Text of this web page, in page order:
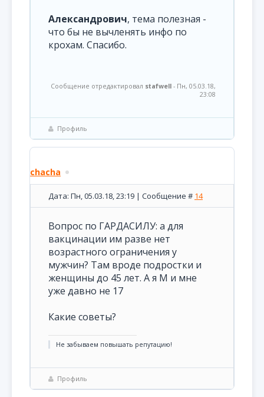
Александрович, тема полезная -
что бы не вычленять инфо по
крохам. Спасибо.
Сообщение отредактировал stafwell - Пн, 05.03.18,
23:08
Профиль
chacha
Дата: Пн, 05.03.18, 23:19 | Сообщение # 14
Вопрос по ГАРДАСИЛУ: а для
вакцинации им разве нет
возрастного ограничения у
мужчин? Там вроде подростки и
женщины до 45 лет. А я М и мне
уже давно не 17
Какие советы?
Не забываем повышать репутацию!
Профиль